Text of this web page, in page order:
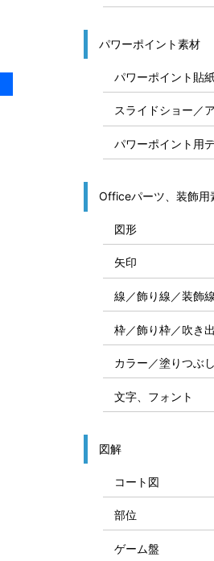
パワーポイント素材
パワーポイント貼
スライドショー／
パワーポイント用
Officeパーツ、装飾用
図形
矢印
線／飾り線／装飾線
枠／飾り枠／吹き
カラー／塗りつぶし
文字、フォント
図解
コート図
部位
ゲーム盤